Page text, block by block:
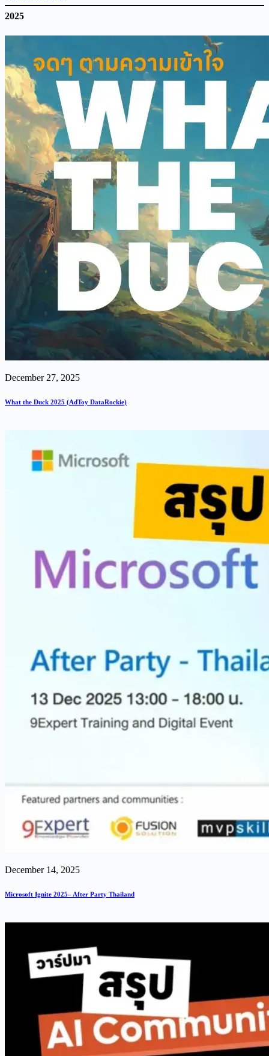
2025
December 27, 2025
What the Duck 2025 (AdToy DataRockie)
December 14, 2025
Microsoft Ignite 2025– After Party Thailand